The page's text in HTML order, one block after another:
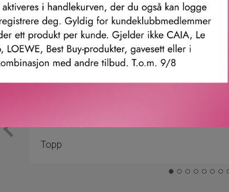
Våre kunder om oss
Topp